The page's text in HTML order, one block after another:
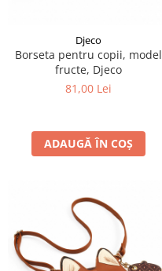
Djeco
Borseta pentru copii, model
fructe, Djeco
81,00 Lei
ADAUGĂ ÎN COȘ